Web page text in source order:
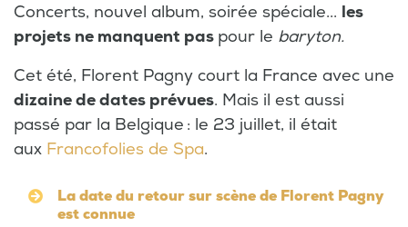
Concerts, nouvel album, soirée spéciale... les
projets ne manquent pas pour le baryton.
Cet été, Florent Pagny court la France avec une
dizaine de dates prévues. Mais il est aussi
passé par la Belgique : le 23 juillet, il était
aux Francofolies de Spa.
La date du retour sur scène de Florent Pagny
est connue